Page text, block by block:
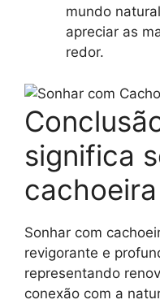
mundo
apreciar as
redor.
significa
cachoeira
Sonhar com
revigorante e
representando
conexão com a